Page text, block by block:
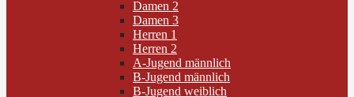
Damen 2
Damen 3
Herren 1
Herren 2
A-Jugend männlich
B-Jugend männlich
B-Jugend weiblich